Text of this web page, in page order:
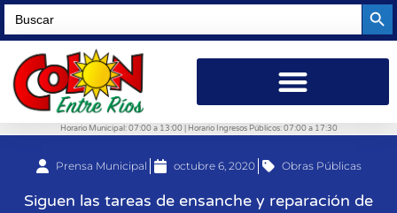
Search
for:
Horario Municipal: 07:00 a 13:00 | Horario Ingresos Públicos: 07:00 a 17:30
Prensa Municipal octubre 6, 2020 Obras Públicas
Siguen las tareas de ensanche y reparación de